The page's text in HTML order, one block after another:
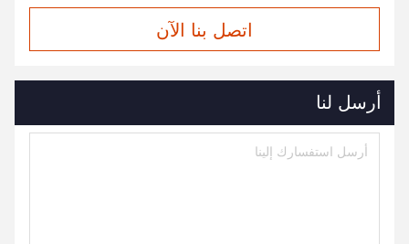
اتصل بنا الآن
أرسل لنا